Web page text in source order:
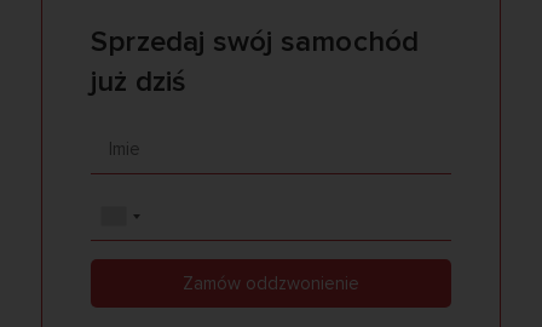
Sprzedaj swój samochód
już dziś
Zamów oddzwonienie